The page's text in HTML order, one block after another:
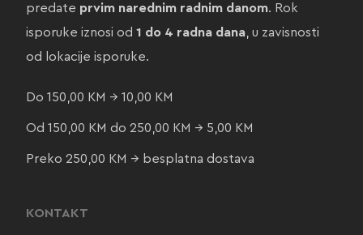
predate prvim narednim radnim danom. Rok
isporuke iznosi od 1 do 4 radna dana, u zavisnosti
od lokacije isporuke.
Do 150,00 KM → 10,00 KM
Od 150,00 KM do 250,00 KM → 5,00 KM
Preko 250,00 KM → besplatna dostava
KONTAKT